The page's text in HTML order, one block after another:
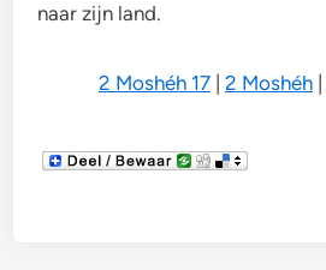
naar zijn land.
2 Moshéh 17 2 Moshéh